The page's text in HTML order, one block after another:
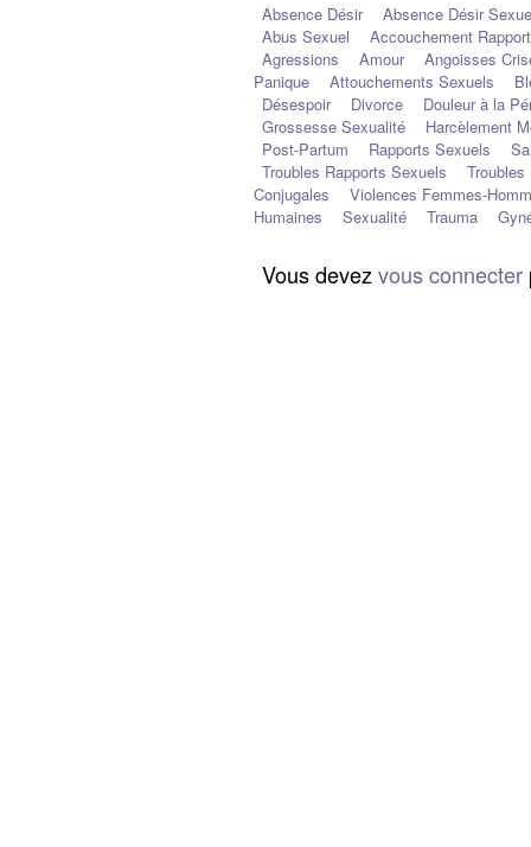
Absence Désir
Absence Désir
Abus Sexuel
Accouchement
Agressions
Amour
Angoisses
Panique
Attouchements Sexuels
Désespoir
Divorce
Douleur à la
Grossesse Sexualité
Harcèlement
Post-Partum
Rapports Sexuels
Troubles Rapports Sexuels
Conjugales
Violences Femmes-
Humaines
Sexualité Trauma
Vous devez vous connecter